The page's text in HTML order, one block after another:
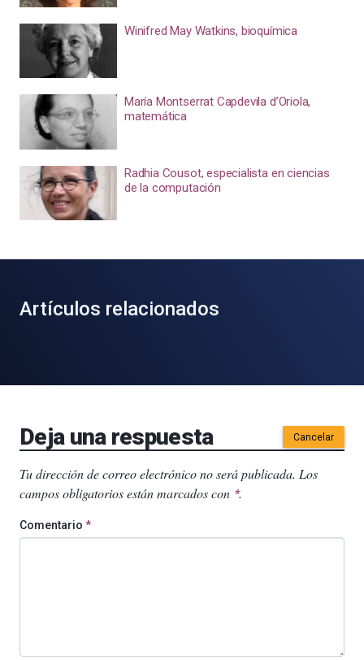
Winifred May Watkins, bioquímica
María Montserrat Capdevila d’Oriola,
matemática
Radhia Cousot, especialista en ciencias
de la computación
Artículos relacionados
Deja una respuesta Cancelar
Tu dirección de correo electrónico no será publicada. Los
campos obligatorios están marcados con *.
Comentario *